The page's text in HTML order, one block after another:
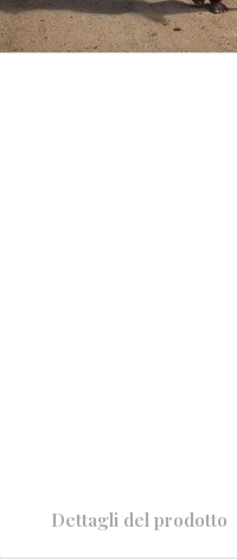
Dettagli del prodotto